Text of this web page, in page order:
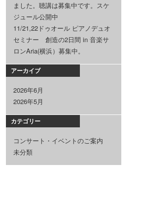
ました。聴講は募集中です。スケ
ジュール公開中
11/21,22ドゥオール ピアノデュオ
セミナー 創造の2日間 in 音楽サ
ロンAria(横浜）募集中。
アーカイブ
2026年6月
2026年5月
カテゴリー
コンサート・イベントのご案内
未分類